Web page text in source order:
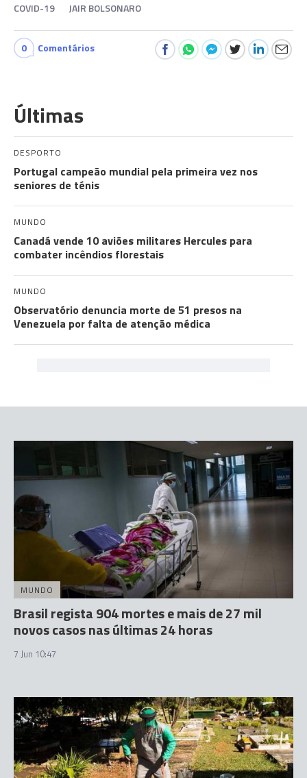
COVID-19 JAIR BOLSONARO
0 Comentários
Últimas
DESPORTO
Portugal campeão mundial pela primeira vez nos
seniores de ténis
MUNDO
Canadá vende 10 aviões militares Hercules para
combater incêndios florestais
MUNDO
Observatório denuncia morte de 51 presos na
Venezuela por falta de atenção médica
MUNDO
Brasil regista 904 mortes e mais de 27 mil
novos casos nas últimas 24 horas
7 Jun 10:47